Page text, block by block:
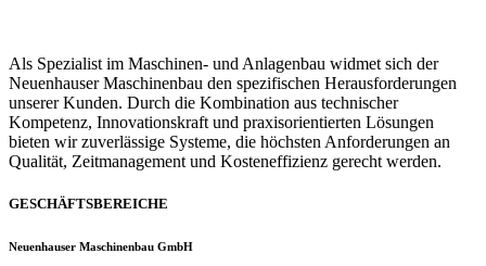
Als Spezialist im Maschinen- und Anlagenbau widmet sich der
Neuenhauser Maschinenbau den spezifischen Herausforderungen
unserer Kunden. Durch die Kombination aus technischer
Kompetenz, Innovationskraft und praxisorientierten Lösungen
bieten wir zuverlässige Systeme, die höchsten Anforderungen an
Qualität, Zeitmanagement und Kosteneffizienz gerecht werden.
GESCHÄFTSBEREICHE
Neuenhauser Maschinenbau GmbH